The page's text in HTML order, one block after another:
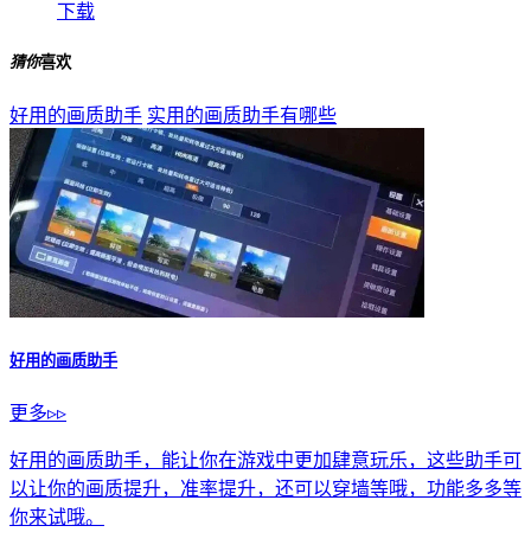
下载
猜你喜欢
好用的画质助手 实用的画质助手有哪些
好用的画质助手
更多▹▹
好用的画质助手，能让你在游戏中更加肆意玩乐，这些助手可
以让你的画质提升，准率提升，还可以穿墙等哦，功能多多等
你来试哦。